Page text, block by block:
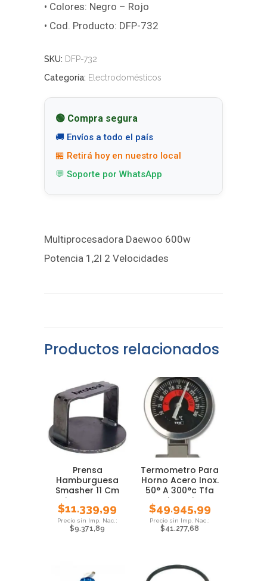
• Colores: Negro – Rojo
• Cod. Producto: DFP-732
SKU: DFP-732
Categoría: Electrodomésticos
🟢 Compra segura
🚚 Envíos a todo el país
🏪 Retirá hoy en nuestro local
💬 Soporte por WhatsApp
Multiprocesadora Daewoo 600w
Potencia 1,2l 2 Velocidades
Productos relacionados
Prensa
Hamburguesa
Smasher 11 Cm
Pisa Burguer
Broksol Local
$11.339,99
$9.371,89
Termometro Para
Horno Acero Inox.
50° A 300°c Tfa
Giratorio
$49.945,99
$41.277,68